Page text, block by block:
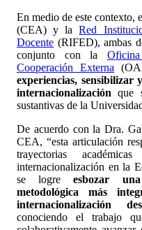
En medio de este contexto,
(CEA) y laRed
Docente (RIFED), ambas
conjunto con la
Cooperación Externa
experiencias, sensibilizar
internacionalización que
sustantivas de la
De acuerdo con la Dra.
CEA, “esta articulación
trayectorias
internacionalización en la
se logreesbozar
metodológica más
internacionalización
conociendo el trabajo